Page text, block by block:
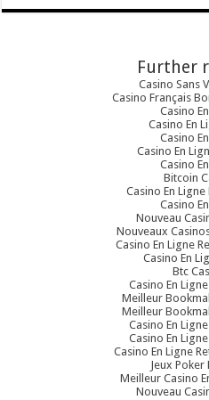
Further
Casino Sans
Casino Français
Casino
Casino En
Casino
Casino En
Casino
Bitcoin
Casino En Ligne
Casino
Nouveau
Nouveaux
Casino En Ligne
Casino En
Btc
Casino En
Meilleur
Meilleur
Casino En
Casino En
Casino En Ligne
Jeux Poker
Meilleur Casino
Nouveau